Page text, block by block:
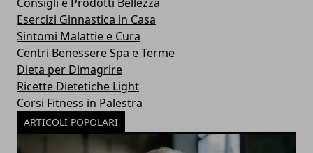
Esercizi Ginnastica in Casa
Sintomi Malattie e Cura
Centri Benessere Spa e Terme
Dieta per Dimagrire
Ricette Dietetiche Light
Corsi Fitness in Palestra
ARTICOLI POPOLARI